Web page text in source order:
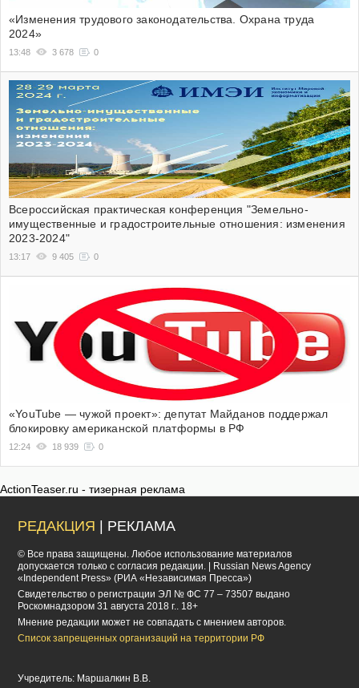
«Изменения трудового законодательства. Охрана труда
2024»
13:48 3 678 0
Всероссийская практическая конференция "Земельно-
имущественные и градостроительные отношения: изменения
2023-2024"
13:17 9 405 0
«YouTube — чужой проект»: депутат Майданов поддержал
блокировку американской платформы в РФ
12:24 18 939 0
ActionTeaser.ru - тизерная реклама
РЕДАКЦИЯ | РЕКЛАМА
© Все права защищены. Любое использование материалов
допускается только с согласия редакции. | Russian News Agency
«Independent Press» (РИА «Независимая Пресса»)
Cвидетельство о регистрации ЭЛ № ФС 77 – 73507 выдано
Роскомнадзором 31 августа 2018 г.. 18+
Мнение редакции может не совпадать с мнением авторов.
Список запрещенных организаций на территории РФ
Учредитель: Маршалкин В.В.